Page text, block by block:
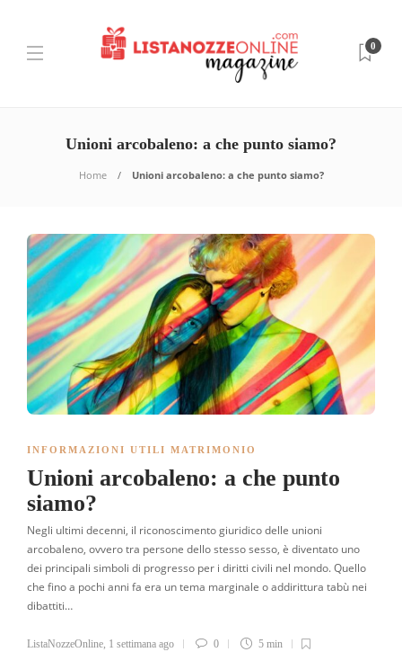
0
Unioni arcobaleno: a che punto siamo?
Home Unioni arcobaleno: a che punto siamo?
INFORMAZIONI UTILI MATRIMONIO
Unioni arcobaleno: a che punto
siamo?
Negli ultimi decenni, il riconoscimento giuridico delle unioni
arcobaleno, ovvero tra persone dello stesso sesso, è diventato uno
dei principali simboli di progresso per i diritti civili nel mondo. Quello
che fino a pochi anni fa era un tema marginale o addirittura tabù nei
dibattiti…
ListaNozzeOnline, 1 settimana ago 0 5 min